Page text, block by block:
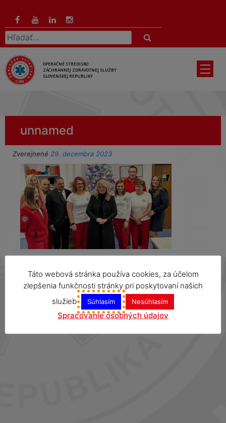
hlavný
obsah
Hľadať:
OPERAČNÉ STREDISKO
ZÁCHRANNEJ ZDRAVOTNEJ SLUŽBY
SLOVENSKEJ REPUBLIKY
unnamed
Zverejnené 29. decembra 2023
Táto webová stránka používa cookies, za účelom
zlepšenia funkčnosti stránky pri poskytovaní našich
služieb
Súhlasím Nesúhlasím
Spracovanie osobných údajov